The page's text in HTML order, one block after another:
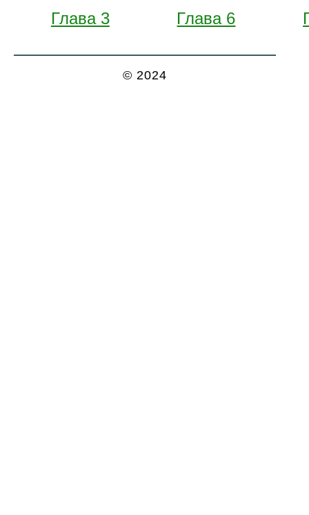
Глава 3
Глава 6
© 2024